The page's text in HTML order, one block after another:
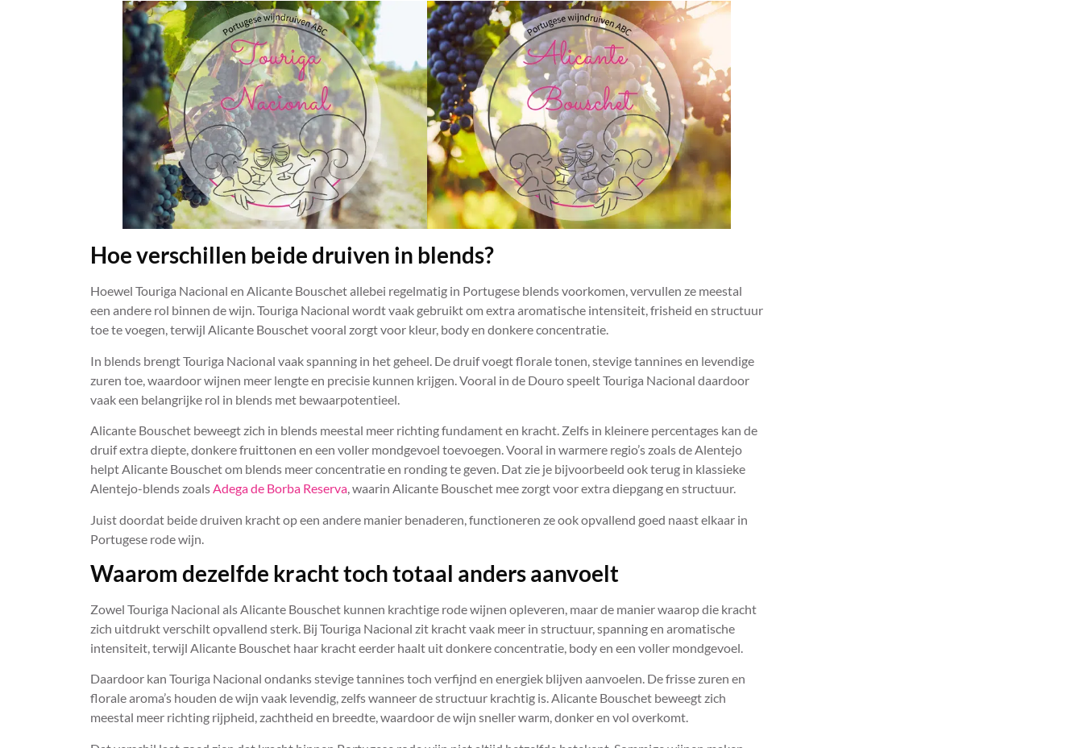
Hoe verschillen beide druiven in blends?
Hoewel Touriga Nacional en Alicante Bouschet allebei regelmatig in Portugese blends voorkomen, vervullen ze meestal
een andere rol binnen de wijn. Touriga Nacional wordt vaak gebruikt om extra aromatische intensiteit, frisheid en structuur
toe te voegen, terwijl Alicante Bouschet vooral zorgt voor kleur, body en donkere concentratie.
In blends brengt Touriga Nacional vaak spanning in het geheel. De druif voegt florale tonen, stevige tannines en levendige
zuren toe, waardoor wijnen meer lengte en precisie kunnen krijgen. Vooral in de Douro speelt Touriga Nacional daardoor
vaak een belangrijke rol in blends met bewaarpotentieel.
Alicante Bouschet beweegt zich in blends meestal meer richting fundament en kracht. Zelfs in kleinere percentages kan de
druif extra diepte, donkere fruittonen en een voller mondgevoel toevoegen. Vooral in warmere regio’s zoals de Alentejo
helpt Alicante Bouschet om blends meer concentratie en ronding te geven. Dat zie je bijvoorbeeld ook terug in klassieke
Alentejo-blends zoalsAdega de Borba Reserva, waarin Alicante Bouschet mee zorgt voor extra diepgang en structuur.
Juist doordat beide druiven kracht op een andere manier benaderen, functioneren ze ook opvallend goed naast elkaar in
Portugese rode wijn.
Waarom dezelfde kracht toch totaal anders aanvoelt
Zowel Touriga Nacional als Alicante Bouschet kunnen krachtige rode wijnen opleveren, maar de manier waarop die kracht
zich uitdrukt verschilt opvallend sterk. Bij Touriga Nacional zit kracht vaak meer in structuur, spanning en aromatische
intensiteit, terwijl Alicante Bouschet haar kracht eerder haalt uit donkere concentratie, body en een voller mondgevoel.
Daardoor kan Touriga Nacional ondanks stevige tannines toch verfijnd en energiek blijven aanvoelen. De frisse zuren en
florale aroma’s houden de wijn vaak levendig, zelfs wanneer de structuur krachtig is. Alicante Bouschet beweegt zich
meestal meer richting rijpheid, zachtheid en breedte, waardoor de wijn sneller warm, donker en vol overkomt.